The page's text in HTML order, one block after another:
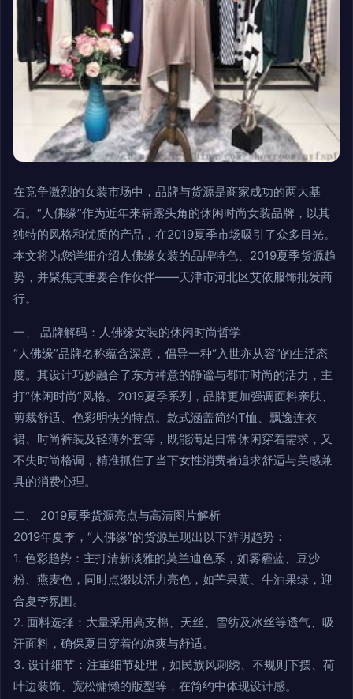
在竞争激烈的女装市场中，品牌与货源是商家成功的两大基
石。“人佛缘”作为近年来崭露头角的休闲时尚女装品牌，以其
独特的风格和优质的产品，在2019夏季市场吸引了众多目光。
本文将为您详细介绍人佛缘女装的品牌特色、2019夏季货源趋
势，并聚焦其重要合作伙伴——天津市河北区艾依服饰批发商
行。
一、 品牌解码：人佛缘女装的休闲时尚哲学
“人佛缘”品牌名称蕴含深意，倡导一种“入世亦从容”的生活态
度。其设计巧妙融合了东方禅意的静谧与都市时尚的活力，主
打“休闲时尚”风格。2019夏季系列，品牌更加强调面料亲肤、
剪裁舒适、色彩明快的特点。款式涵盖简约T恤、飘逸连衣
裙、时尚裤装及轻薄外套等，既能满足日常休闲穿着需求，又
不失时尚格调，精准抓住了当下女性消费者追求舒适与美感兼
具的消费心理。
二、 2019夏季货源亮点与高清图片解析
2019年夏季，“人佛缘”的货源呈现出以下鲜明趋势：
1. 色彩趋势：主打清新淡雅的莫兰迪色系，如雾霾蓝、豆沙
粉、燕麦色，同时点缀以活力亮色，如芒果黄、牛油果绿，迎
合夏季氛围。
2. 面料选择：大量采用高支棉、天丝、雪纺及冰丝等透气、吸
汗面料，确保夏日穿着的凉爽与舒适。
3. 设计细节：注重细节处理，如民族风刺绣、不规则下摆、荷
叶边装饰、宽松慵懒的版型等，在简约中体现设计感。